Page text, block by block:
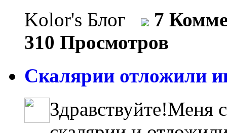
Kolor's Блог
7
310 Просмотров
Скалярии отложили
Здравствуйте!Меня